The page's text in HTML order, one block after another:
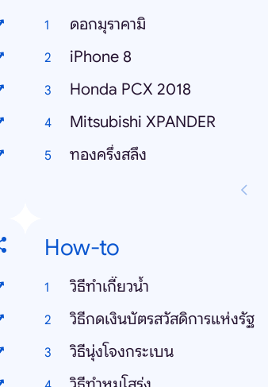
ดอกมุราคามิ
iPhone 8
Honda PCX 2018
Mitsubishi XPANDER
ทองครึ่งสลึง
How-to
วิธีทําเกี๊ยวน้ำ
วิธีกดเงินบัตรสวัสดิการแห่งรัฐ
วิธีนุ่งโจงกระเบน